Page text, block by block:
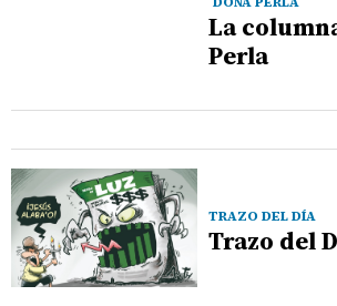
La
Perla
TRAZO DEL DÍA
Trazo del